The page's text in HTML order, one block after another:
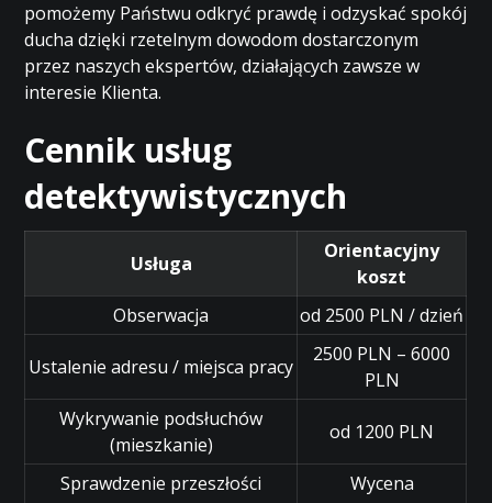
pomożemy Państwu odkryć prawdę i odzyskać spokój
ducha dzięki rzetelnym dowodom dostarczonym
przez naszych ekspertów, działających zawsze w
interesie Klienta.
Cennik usług
detektywistycznych
Usługa
Orientacyjny
koszt
Obserwacja
od 2500 PLN / dzień
Ustalenie adresu / miejsca pracy
2500 PLN – 6000
PLN
Wykrywanie podsłuchów
(mieszkanie)
od 1200 PLN
Sprawdzenie przeszłości
Wycena